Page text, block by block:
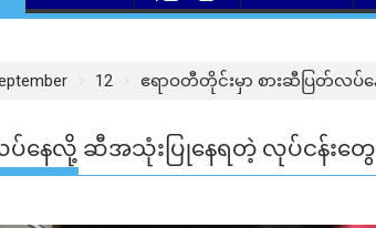
12 ဧရာဝတီတိုင်းမှာ စားဆီပြတ်လ
ပ်နေလို့ ဆီအသုံးပြုနေရတဲ့ လုပ်ငန်းတွေ